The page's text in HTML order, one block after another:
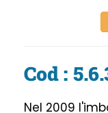
Cod :
Nel 2009